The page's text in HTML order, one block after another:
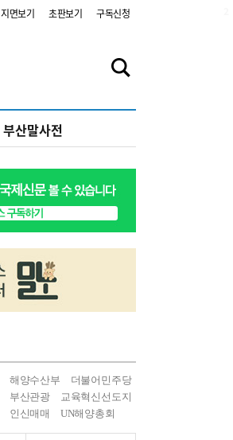
지면보기 초판보기 구독신청
부산말사전
해양수산부
더불어민주당
부산관광
교육혁신선도지
인신매매 UN해양총회